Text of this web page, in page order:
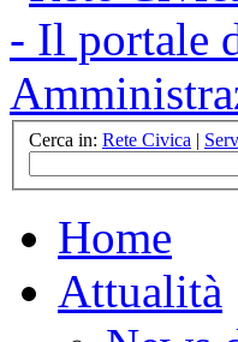
Cerca in: Rete Civica |
Home
Attualità